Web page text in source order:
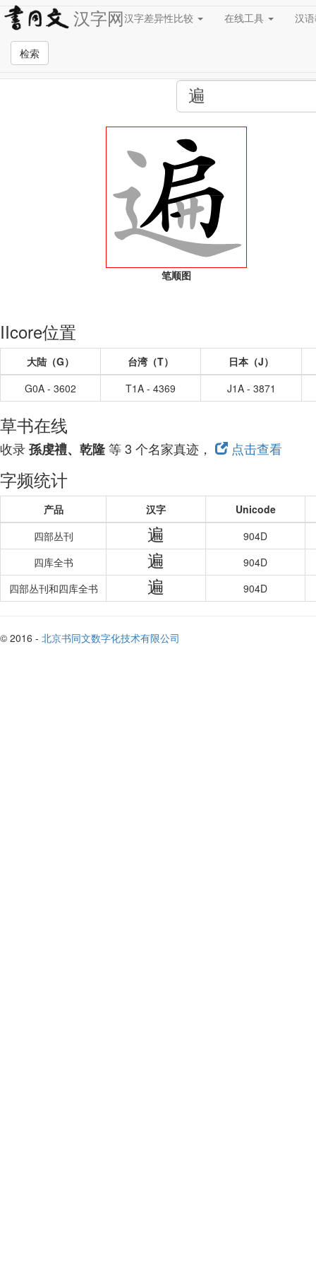
汉字网汉字差异性比较 在线工具 汉
检索
全站检索页面
笔顺图
IIcore位置
大陆（G） 台湾（T）
日本（J）
G0A - 3602
T1A - 4369 J1A - 3871
草书在线
收录孫虔禮、乾隆等 3 个名家真迹， 点击查看
字频统计
产品 汉字
Unicode
四部丛刊
遍
904D
四库全书
遍
904D
四部丛刊和四库全书
遍 904D
© 2016 - 北京书同文数字化技术有限公司